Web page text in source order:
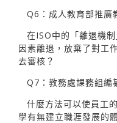
Q6：成人教育部推廣
在ISO中的「離退機
因素離退，放棄了對工
去審核？
Q7：教務處課務組編
什麼方法可以使員工
學有無建立職涯發展的